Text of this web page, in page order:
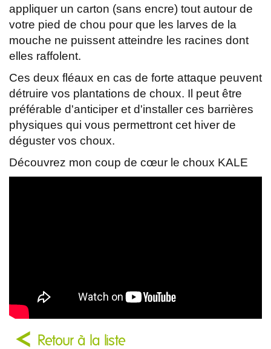
appliquer un carton (sans encre) tout autour de
votre pied de chou pour que les larves de la
mouche ne puissent atteindre les racines dont
elles raffolent.
Ces deux fléaux en cas de forte attaque peuvent
détruire vos plantations de choux. Il peut être
préférable d'anticiper et d'installer ces barrières
physiques qui vous permettront cet hiver de
déguster vos choux.
Découvrez mon coup de cœur le choux KALE
Retour à la liste